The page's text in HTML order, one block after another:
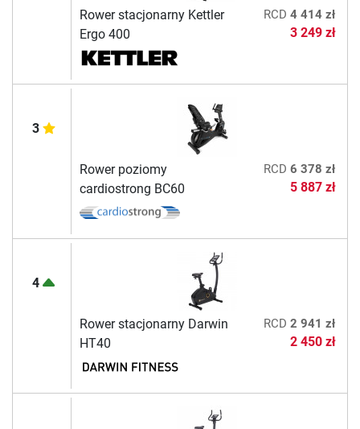
Rower stacjonarny Kettler
Ergo 400
RCD 4 414 zł
3 249 zł
3
Rower poziomy
cardiostrong BC60
RCD 6 378 zł
5 887 zł
4
Rower stacjonarny Darwin
HT40
RCD 2 941 zł
2 450 zł